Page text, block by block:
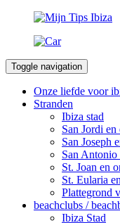
Toggle navigation
Onze liefde voor
Stranden
Ibiza stad
San Jordi
San Joseph
San
St. Joan en
St. Eularia
Plattegrond
beachclubs /
Ibiza Stad